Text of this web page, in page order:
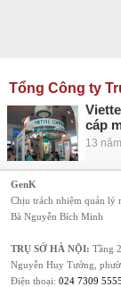
Tổng Công ty
cáp
13
GenK
Chịu trách nhiệm quản lý
Bà Nguyễn Bích Minh
TRỤ SỞ HÀ NỘI: Tầng
Nguyễn Huy Tưởng,
Điện thoại: 024 7309 5555